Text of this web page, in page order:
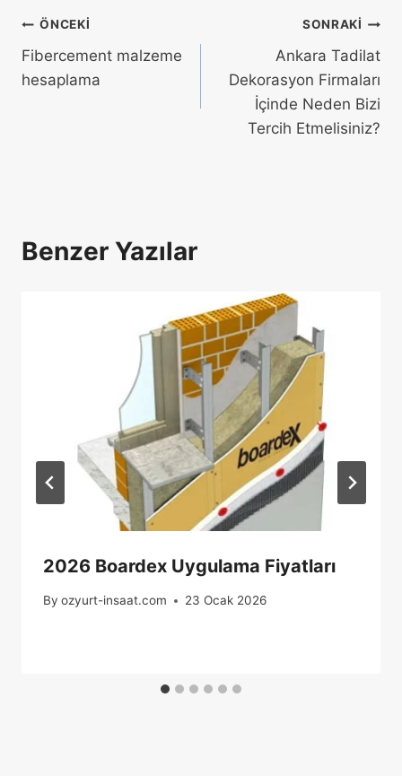
ÖNCEKI
Fibercement malzeme
hesaplama
SONRAKI
Ankara Tadilat
Dekorasyon Firmaları
İçinde Neden Bizi
Tercih Etmelisiniz?
Benzer Yazılar
2026 Boardex Uygulama Fiyatları
By ozyurt-insaat.com 23 Ocak 2026